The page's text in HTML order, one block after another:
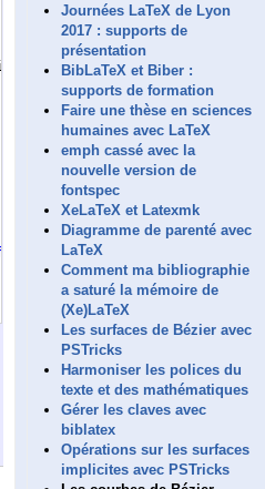
Journées LaTeX de Lyon
2017 : supports de
présentation
BibLaTeX et Biber :
supports de formation
Faire une thèse en sciences
humaines avec LaTeX
emph cassé avec la
nouvelle version de
fontspec
XeLaTeX et Latexmk
Diagramme de parenté avec
LaTeX
Comment ma bibliographie
a saturé la mémoire de
(Xe)LaTeX
Les surfaces de Bézier avec
PSTricks
Harmoniser les polices du
texte et des mathématiques
Gérer les claves avec
biblatex
Opérations sur les surfaces
implicites avec PSTricks